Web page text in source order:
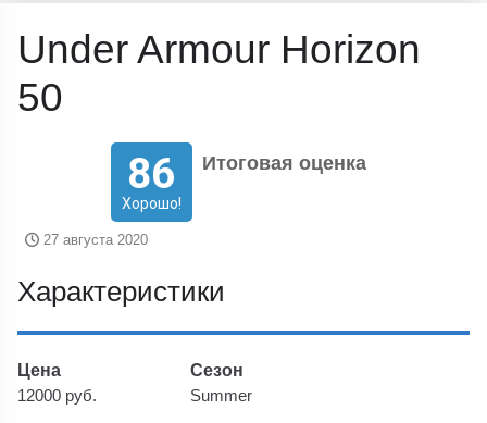
Under Armour Horizon
50
86
Хорошо!
Итоговая оценка
27 августа 2020
Характеристики
Цена
12000 руб.
Сезон
Summer